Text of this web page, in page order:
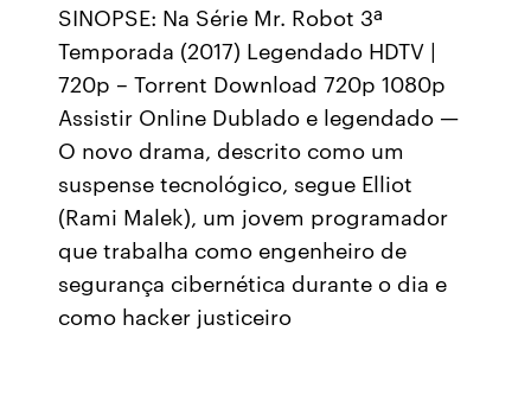
SINOPSE: Na Série Mr. Robot 3ª
Temporada (2017) Legendado HDTV |
720p – Torrent Download 720p 1080p
Assistir Online Dublado e legendado —
O novo drama, descrito como um
suspense tecnológico, segue Elliot
(Rami Malek), um jovem programador
que trabalha como engenheiro de
segurança cibernética durante o dia e
como hacker justiceiro